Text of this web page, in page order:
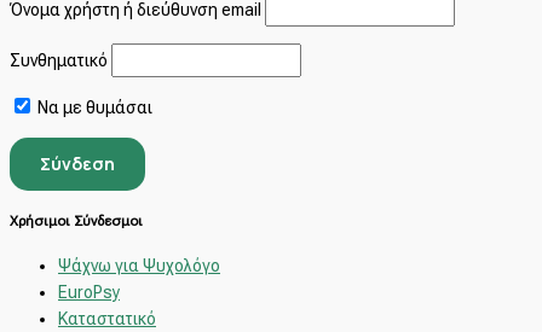
Όνομα χρήστη ή διεύθυνση email
Συνθηματικό
Να με θυμάσαι
Χρήσιμοι Σύνδεσμοι
Ψάχνω για Ψυχολόγο
EuroPsy
Καταστατικό